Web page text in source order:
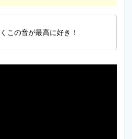
この音が最高に好き！